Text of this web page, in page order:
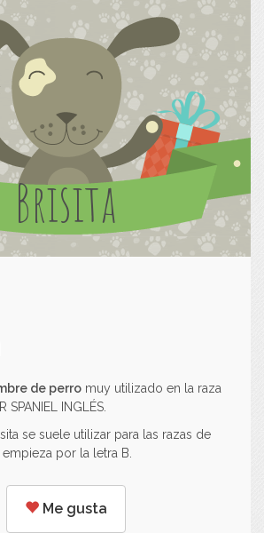
Brisita
de perro muy utilizado en la raza
INGLÉS.
se suele utilizar para las razas de
por la letra B.
Me gusta